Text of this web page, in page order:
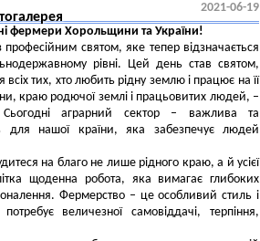
2021-06-19
фермери Хорольщини та України!
святом, яке тепер відзначається
рівні. Цей день став святом,
всіх тих, хто любить рідну землю і працює на її
краю родючої землі і працьовитих людей, –
аграрний сектор – важлива та
для нашої країни, яка забезпечує людей
на благо не лише рідного краю, а й усієї
щоденна робота, яка вимагає глибоких
Фермерство – це особливий стиль і
величезної самовіддачі, терпіння,